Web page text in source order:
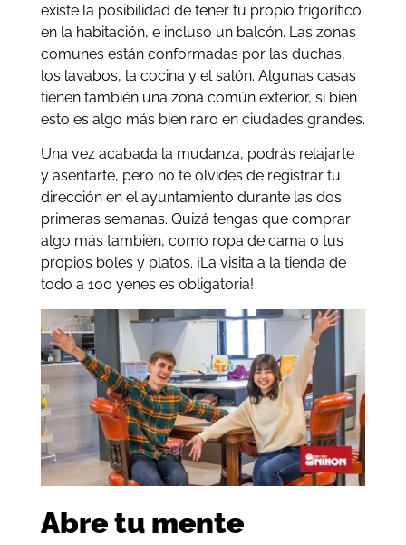
existe la posibilidad de tener tu propio frigorífico
en la habitación, e incluso un balcón. Las zonas
comunes están conformadas por las duchas,
los lavabos, la cocina y el salón. Algunas casas
tienen también una zona común exterior, si bien
esto es algo más bien raro en ciudades grandes.
Una vez acabada la mudanza, podrás relajarte
y asentarte, pero no te olvides de registrar tu
dirección en el ayuntamiento durante las dos
primeras semanas. Quizá tengas que comprar
algo más también, como ropa de cama o tus
propios boles y platos. ¡La visita a la tienda de
todo a 100 yenes es obligatoria!
Abre tu mente